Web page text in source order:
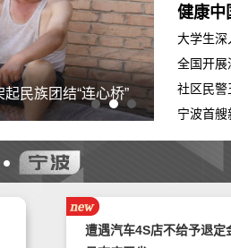
民族团结“连心桥” 有医说
大学生深
全国开
社区民警
宁波首
预售年卡自动被激活，开
近3个月周末不能预约，
中山市正德二手车交易有
报名专本连读后第二天申
20%
遭遇汽车4S店不给予退定